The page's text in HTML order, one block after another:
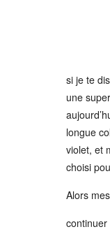
si je te
une
longue
violet, et
choisi
Alors